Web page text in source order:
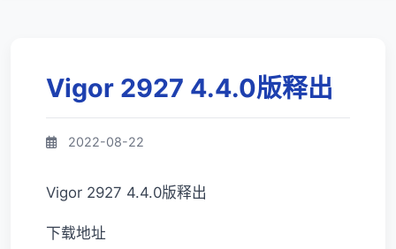
Vigor 2927 4.4.0版释出
2022-08-22
Vigor 2927 4.4.0版释出
下载地址